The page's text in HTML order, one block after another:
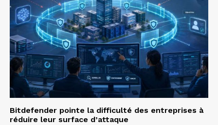
Bitdefender pointe la difficulté des entreprises à
réduire leur surface d’attaque